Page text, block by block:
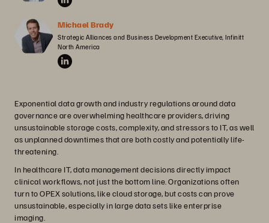
Michael Brady
Strategic Alliances and Business Development Executive, Infinitt
North America
Exponential data growth and industry regulations around data
governance are overwhelming healthcare providers, driving
unsustainable storage costs, complexity, and stressors to IT, as well
as unplanned downtimes that are both costly and potentially life-
threatening.
In healthcare IT, data management decisions directly impact
clinical workflows, not just the bottom line. Organizations often
turn to OPEX solutions, like cloud storage, but costs can prove
unsustainable, especially in large data sets like enterprise
imaging.